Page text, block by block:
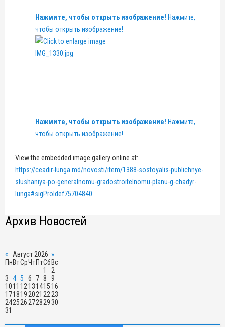
Нажмите, чтобы открыть изображение! Нажмите,
чтобы открыть изображение!
Нажмите, чтобы открыть изображение! Нажмите,
чтобы открыть изображение!
View the embedded image gallery online at:
https://ceadir-lunga.md/novosti/item/1388-sostoyalis-publichnye-
slushaniya-po-generalnomu-gradostroitelnomu-planu-g-chadyr-
lunga#sigProIdef75704840
Архив Новостей
« Август 2026 »
ПнВтСрЧтПтСб Вс
1
2
3 4 5 6 7 8
9
1011 1213141516
1718192021 2223
24252627282930
31